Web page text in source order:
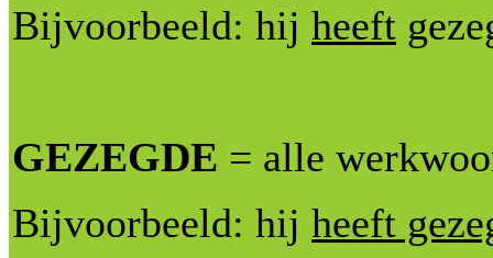
Bijvoorbeeld: hij heeft
GEZEGDE = alle
Bijvoorbeeld: hij heeft